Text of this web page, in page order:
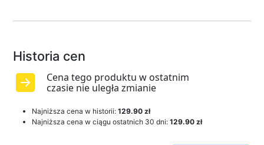
Historia cen
Cena tego produktu w ostatnim
czasie nie uległa zmianie
Najniższa cena w historii: 129.90 zł
Najniższa cena w ciągu ostatnich 30 dni: 129.90 zł